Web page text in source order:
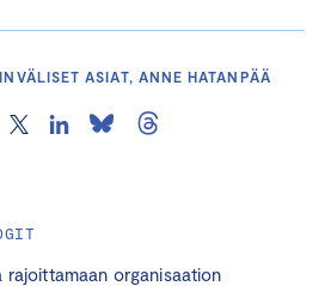
rajoittamaan organisaation
ASIAT, ANNE HATANPÄÄ